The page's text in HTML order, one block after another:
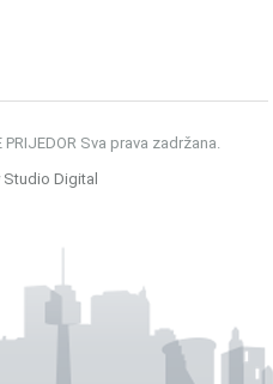
Sva prava zadržana.
Studio Digital